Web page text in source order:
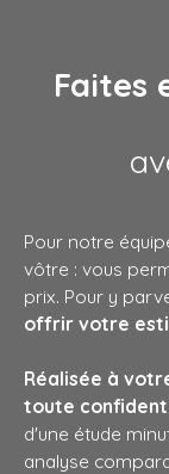
Faites
Pour notre
vôtre : vous
prix. Pour y
offrir votre
Réalisée à
toute
d'une étude
analyse